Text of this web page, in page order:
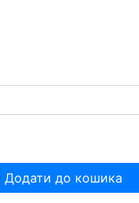
Додати до кошика